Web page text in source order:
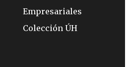
Empresariales
Colección ÚH